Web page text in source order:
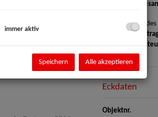
monatliche
Provision: 3%
Eckdaten
Objektnr.
immer aktiv
Speichern Alle akzeptieren